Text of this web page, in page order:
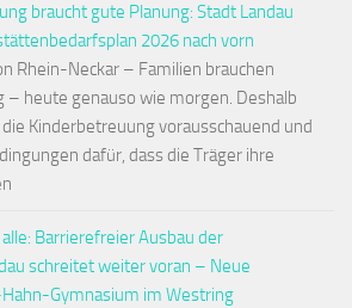
braucht gute Planung: Stadt Landau
2026 nach vorn
Rhein-Neckar – Familien brauchen
– heute genauso wie morgen. Deshalb
Kinderbetreuung vorausschauend und
dafür, dass die Träger ihre
Barrierefreier Ausbau der
schreitet weiter voran – Neue
Gymnasium im Westring